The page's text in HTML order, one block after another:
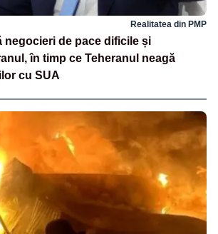
Realitatea din PMP
negocieri de pace dificile și
în timp ce Teheranul neagă
cu SUA